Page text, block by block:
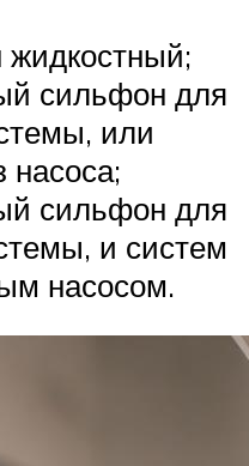
сильфон для
или
насоса;
сильфон для
и систем
насосом.